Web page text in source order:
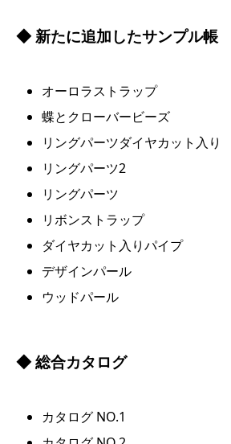
◆ 新たに追加したサンプル帳
オーロラストラップ
蝶とクローバービーズ
リングパーツダイヤカット入り
リングパーツ2
リングパーツ
リボンストラップ
ダイヤカット入りパイプ
デザインパール
ウッドパール
◆ 総合カタログ
カタログ NO.1